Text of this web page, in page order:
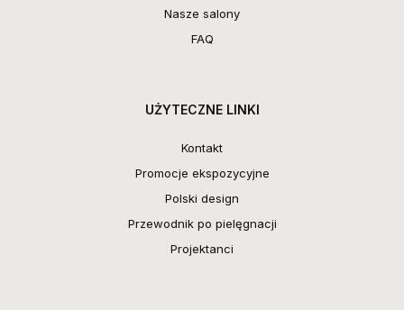
Nasze salony
FAQ
UŻYTECZNE LINKI
Kontakt
Promocje ekspozycyjne
Polski design
Przewodnik po pielęgnacji
Projektanci